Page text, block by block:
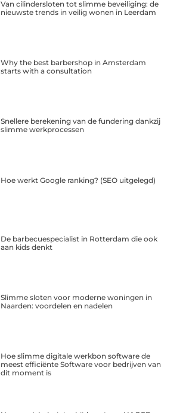
Van cilindersloten tot slimme beveiliging: de
nieuwste trends in veilig wonen in Leerdam
Why the best barbershop in Amsterdam
starts with a consultation
Snellere berekening van de fundering dankzij
slimme werkprocessen
Hoe werkt Google ranking? (SEO uitgelegd)
De barbecuespecialist in Rotterdam die ook
aan kids denkt
Slimme sloten voor moderne woningen in
Naarden: voordelen en nadelen
Hoe slimme digitale werkbon software de
meest efficiënte Software voor bedrijven van
dit moment is